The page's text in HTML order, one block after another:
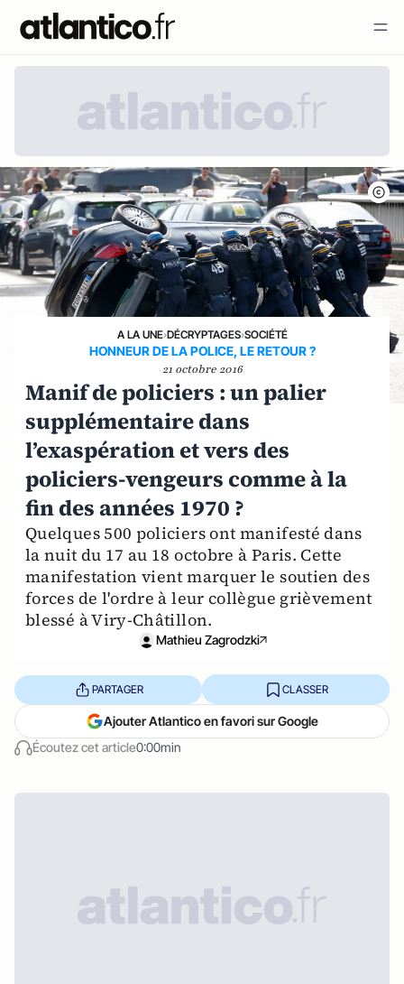
A LA UNE›DÉCRYPTAGES›SOCIÉTÉ
HONNEUR DE LA POLICE, LE RETOUR ?
21 octobre 2016
Manif de policiers : un palier
supplémentaire dans
l’exaspération et vers des
policiers-vengeurs comme à la
fin des années 1970 ?
Quelques 500 policiers ont manifesté dans
la nuit du 17 au 18 octobre à Paris. Cette
manifestation vient marquer le soutien des
forces de l'ordre à leur collègue grièvement
blessé à Viry-Châtillon.
Mathieu Zagrodzki
Écoutez cet article0:00min
PARTAGER CLASSER
Ajouter Atlantico en favori sur Google